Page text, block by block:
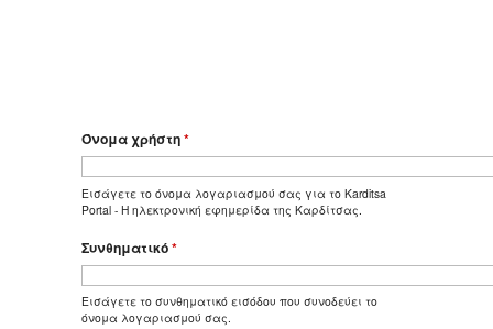
Όνομα χρήστη*
Εισάγετε το όνομα λογαριασμού σας για το Karditsa
Portal - Η ηλεκτρονική εφημερίδα της Καρδίτσας.
Συνθηματικό*
Εισάγετε το συνθηματικό εισόδου που συνοδεύει το
όνομα λογαριασμού σας.